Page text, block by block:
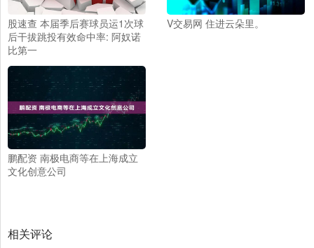
股速查 本届季后赛球员运1次球
后干拔跳投有效命中率: 阿奴诺
比第一
V交易网 住进云朵里。
鹏配资 南极电商等在上海成立
文化创意公司
相关评论